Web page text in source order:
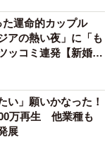
た運命的カップル
アの熱い夜」に「も
ッコミ連発【新婚さ
い」願いかなった！
万再生 他業種も
展